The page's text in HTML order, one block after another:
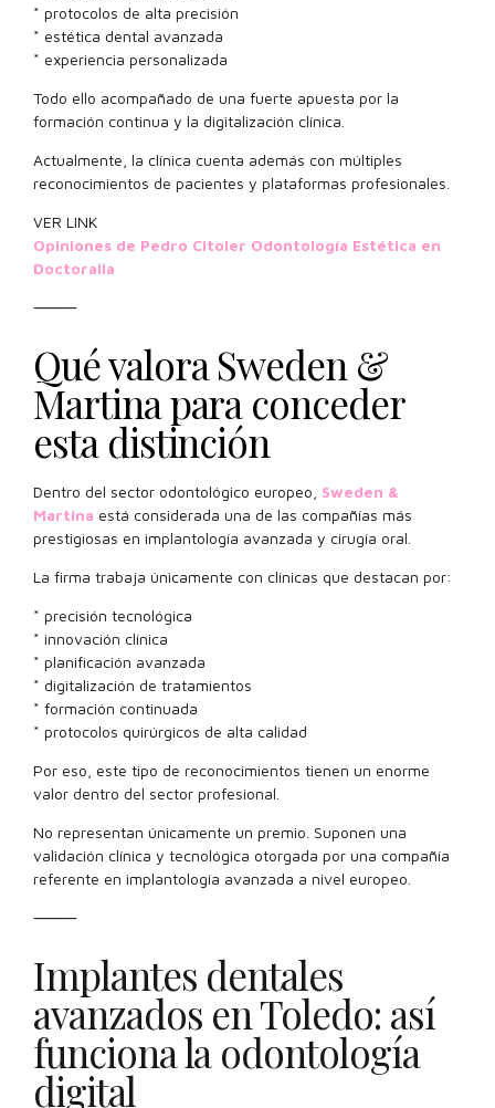
* protocolos de alta precisión
* estética dental avanzada
* experiencia personalizada
Todo ello acompañado de una fuerte apuesta por la
formación continua y la digitalización clínica.
Actualmente, la clínica cuenta además con múltiples
reconocimientos de pacientes y plataformas profesionales.
VER LINK
Opiniones de Pedro Citoler Odontología Estética en
Doctoralia
⸻
Qué valora Sweden &
Martina para conceder
esta distinción
Dentro del sector odontológico europeo, Sweden &
Martina está considerada una de las compañías más
prestigiosas en implantología avanzada y cirugía oral.
La firma trabaja únicamente con clínicas que destacan por:
* precisión tecnológica
* innovación clínica
* planificación avanzada
* digitalización de tratamientos
* formación continuada
* protocolos quirúrgicos de alta calidad
Por eso, este tipo de reconocimientos tienen un enorme
valor dentro del sector profesional.
No representan únicamente un premio. Suponen una
validación clínica y tecnológica otorgada por una compañía
referente en implantología avanzada a nivel europeo.
⸻
Implantes dentales
avanzados en Toledo: así
funciona la odontología
digital